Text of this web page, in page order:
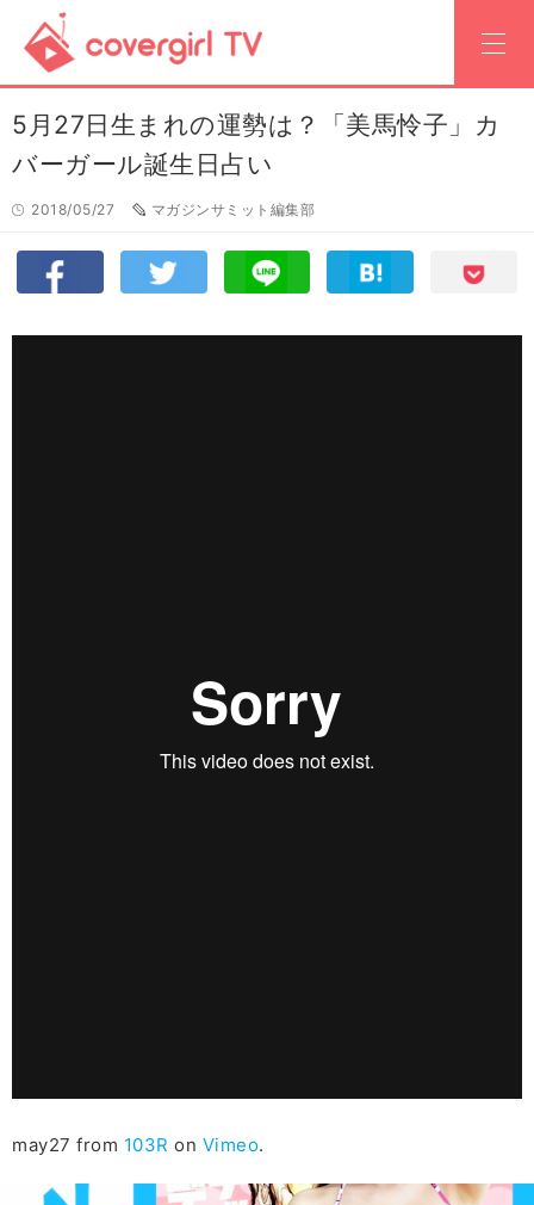
5月27日生まれの運勢は？「美馬怜子」カ
バーガール誕生日占い
2018/05/27 マガジンサミット編集部
may27 from 103R on Vimeo.